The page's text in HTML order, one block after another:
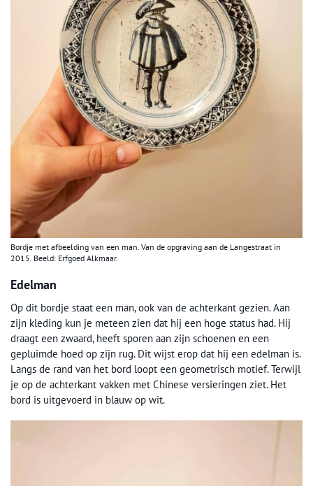
Bordje met afbeelding van een man. Van de opgraving aan de Langestraat in
2015. Beeld: Erfgoed Alkmaar.
Edelman
Op dit bordje staat een man, ook van de achterkant gezien. Aan
zijn kleding kun je meteen zien dat hij een hoge status had. Hij
draagt een zwaard, heeft sporen aan zijn schoenen en een
gepluimde hoed op zijn rug. Dit wijst erop dat hij een edelman is.
Langs de rand van het bord loopt een geometrisch motief. Terwijl
je op de achterkant vakken met Chinese versieringen ziet. Het
bord is uitgevoerd in blauw op wit.